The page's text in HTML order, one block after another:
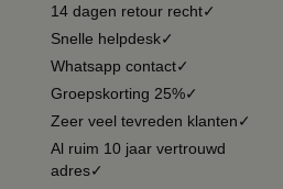
14 dagen retour recht✓
Snelle helpdesk✓
Whatsapp contact✓
Groepskorting 25%✓
Zeer veel tevreden klanten✓
Al ruim 10 jaar vertrouwd
adres✓